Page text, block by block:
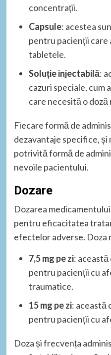
concentrații.
Capsule: acestea
pentru pacienții care
tabletele.
Soluție injectabilă:
cazuri speciale, cum
care necesită o doză
Fiecare formă de
dezavantaje specifice, și
potrivită formă de
nevoile pacientului.
Dozare
Dozarea
pentru eficacitatea
efectelor adverse. Doza
7,5 mg pe zi:
pentru pacienții cu
traumatice.
15 mg pe zi: această
pentru pacienții cu
Doza și frecvența